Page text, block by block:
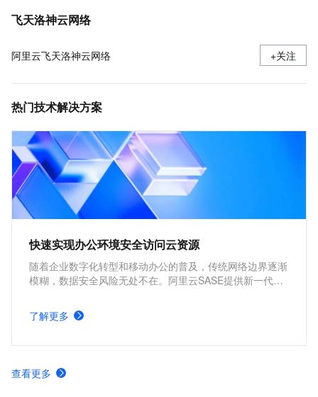
IPv4网关
飞天洛神云网络
阿里云飞天洛神云网络 +关注
热门技术解决方案
快速实现办公环境安全访问云资源
随着企业数字化转型和移动办公的普及，传统网络边界逐渐
模糊，数据安全风险无处不在。阿里云SASE提供新一代云
胁。帮助企业快速、安全地访问云上资源，构筑“零信任”安
全底座，保障业务创新无忧。
了解更多
查看更多